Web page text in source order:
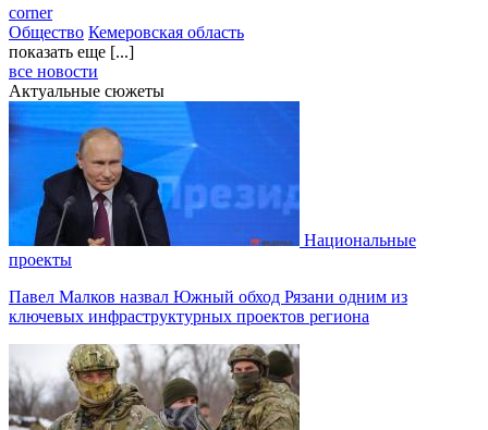
corner
Общество Кемеровская область
показать еще [...]
все новости
Актуальные сюжеты
Национальные
проекты
Павел Малков назвал Южный обход Рязани одним из
ключевых инфраструктурных проектов региона